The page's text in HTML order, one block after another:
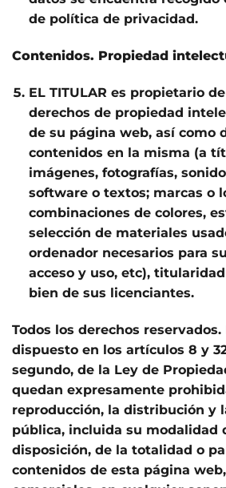
de política de privacidad.
Contenidos. Propiedad
EL TITULAR es propietario
derechos de propiedad
de su página web, así como
contenidos en la misma (a
imágenes, fotografías,
software o textos; marcas o
combinaciones de colores,
selección de materiales
ordenador necesarios para
acceso y uso, etc), titularidad
bien de sus licenciantes.
Todos los derechos
dispuesto en los artículos 8 y
segundo, de la Ley de
quedan expresamente
reproducción, la distribución y
pública, incluida su modalidad
disposición, de la totalidad o
contenidos de esta página